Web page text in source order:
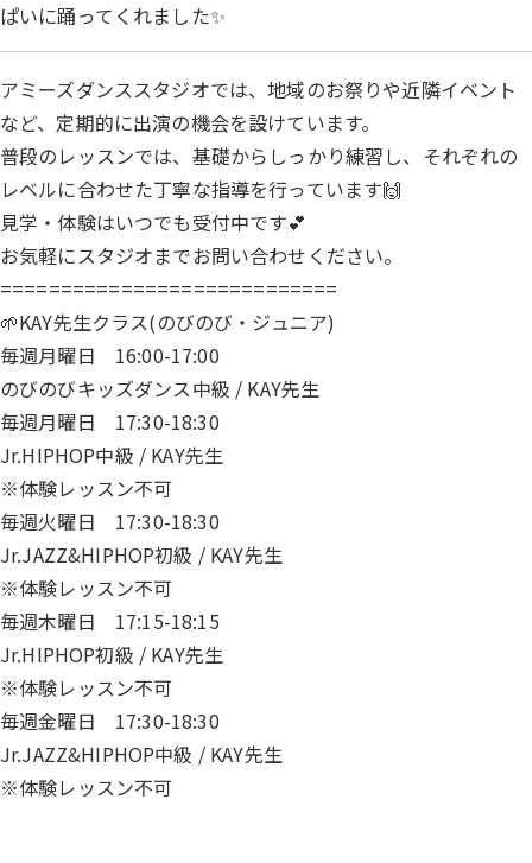
ぱいに踊ってくれました✨
アミーズダンススタジオでは、地域のお祭りや近隣イベント
など、定期的に出演の機会を設けています。
普段のレッスンでは、基礎からしっかり練習し、それぞれの
レベルに合わせた丁寧な指導を行っています🙌
見学・体験はいつでも受付中です💕
お気軽にスタジオまでお問い合わせください。
============================
🌱KAY先生クラス(のびのび・ジュニア)
毎週月曜日 16:00-17:00
のびのびキッズダンス中級 / KAY先生
毎週月曜日 17:30-18:30
Jr.HIPHOP中級 / KAY先生
※体験レッスン不可
毎週火曜日 17:30-18:30
Jr.JAZZ&HIPHOP初級 / KAY先生
※体験レッスン不可
毎週木曜日 17:15-18:15
Jr.HIPHOP初級 / KAY先生
※体験レッスン不可
毎週金曜日 17:30-18:30
Jr.JAZZ&HIPHOP中級 / KAY先生
※体験レッスン不可